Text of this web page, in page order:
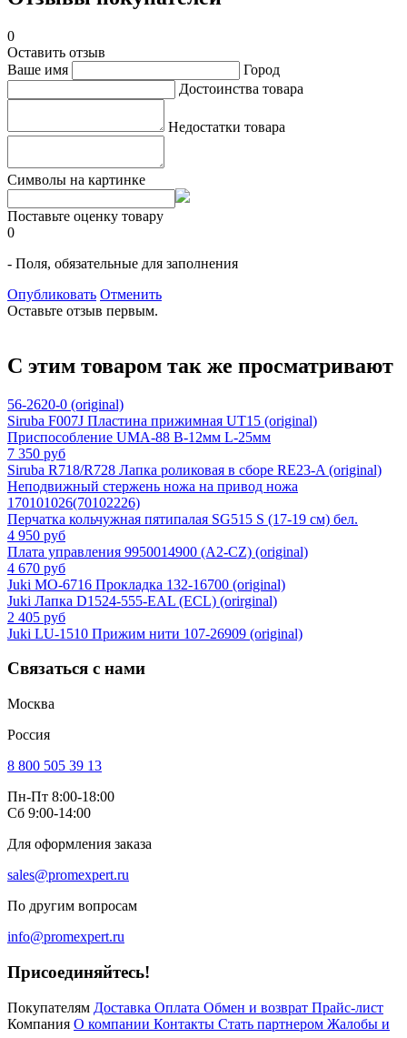
0
Оставить отзыв
Ваше имя
Город
Достоинства товара
Недостатки товара
Символы на картинке
Поставьте оценку товару
0
- Поля, обязательные для заполнения
Опубликовать Отменить
Оставьте отзыв первым.
С этим товаром так же просматривают
56-2620-0 (original)
Siruba F007J Пластина прижимная UT15 (original)
Приспособление UMA-88 B-12мм L-25мм
7 350 руб
Siruba R718/R728 Лапка роликовая в сборе RE23-A (original)
Неподвижный стержень ножа на привод ножа
170101026(70102226)
Перчатка кольчужная пятипалая SG515 S (17-19 см) бел.
4 950 руб
Плата управления 9950014900 (A2-CZ) (original)
4 670 руб
Juki MO-6716 Прокладка 132-16700 (original)
Juki Лапка D1524-555-EAL (ECL) (orirginal)
2 405 руб
Juki LU-1510 Прижим нити 107-26909 (original)
Связаться с нами
Москва
Россия
8 800 505 39 13
Пн-Пт 8:00-18:00
Сб 9:00-14:00
Для оформления заказа
sales@promexpert.ru
По другим вопросам
info@promexpert.ru
Присоединяйтесь!
Покупателям Доставка Оплата Обмен и возврат Прайс-лист
Компания О компании Контакты Стать партнером Жалобы и